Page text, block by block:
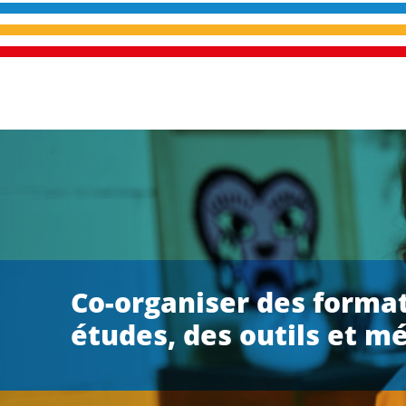
Co-organiser des
études, des outils et